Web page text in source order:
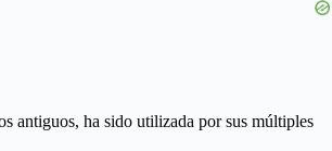
antiguos, ha sido utilizada por sus múltiples